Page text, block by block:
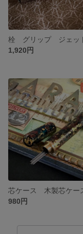
1,920円
980円